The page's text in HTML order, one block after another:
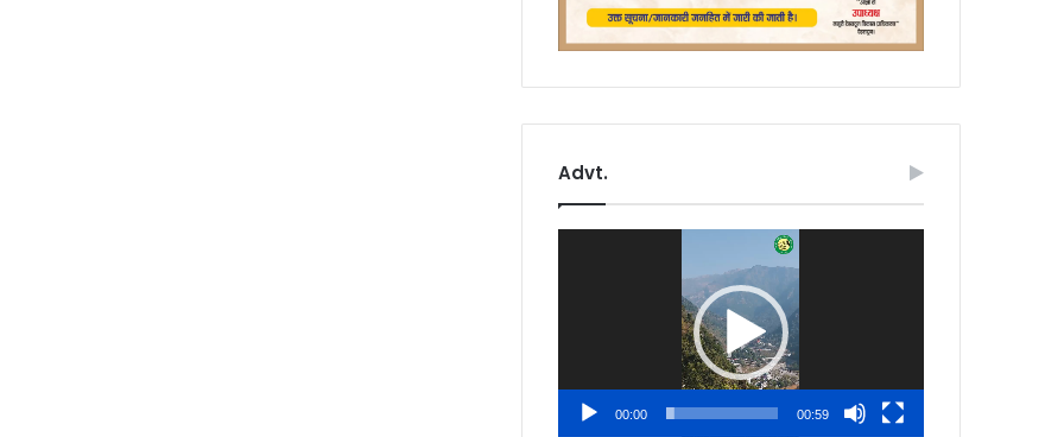
Advt.
00:00 00:59